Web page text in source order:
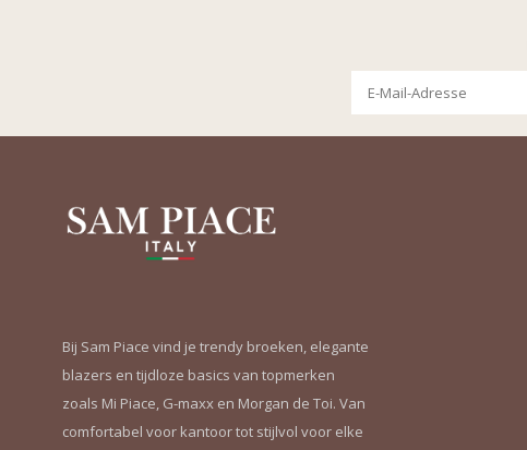
Bij Sam Piace vind je trendy broeken, elegante
blazers en tijdloze basics van topmerken
zoals Mi Piace, G-maxx en Morgan de Toi. Van
comfortabel voor kantoor tot stijlvol voor elke